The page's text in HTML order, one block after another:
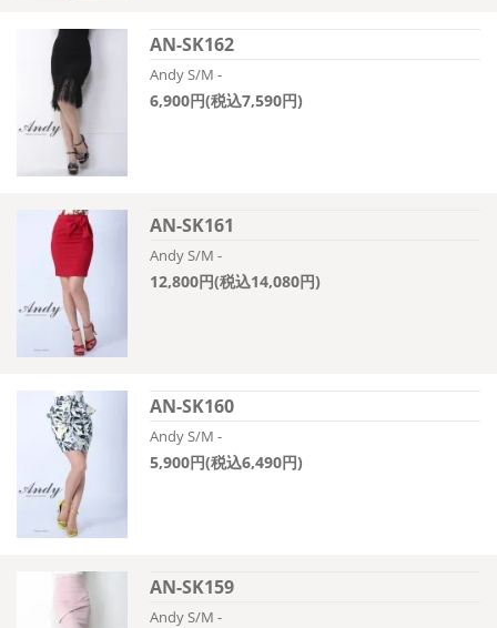
AN-SK162
Andy S/M -
6,900円(税込7,590円)
AN-SK161
Andy S/M -
12,800円(税込14,080円)
AN-SK160
Andy S/M -
5,900円(税込6,490円)
AN-SK159
Andy S/M -